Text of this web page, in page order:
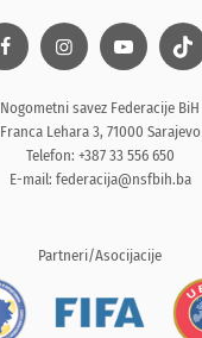
Nogometni savez Federacije BiH
Franca Lehara 3, 71000 Sarajevo
Telefon: +387 33 556 650
E-mail: federacija@nsfbih.ba
Partneri/Asocijacije